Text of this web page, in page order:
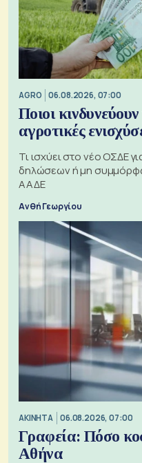
AGRO 06.08.2026, 07:00
Ποιοι
αγροτικές
Τι ισχύει στο νέο ΟΣΔΕ
δηλώσεων ή μη
ΑΑΔΕ
Ανθή Γεωργίου
ΑΚΙΝΗΤΑ 06.08.2026, 07:00
Γραφεία: Πόσο
Αθήνα